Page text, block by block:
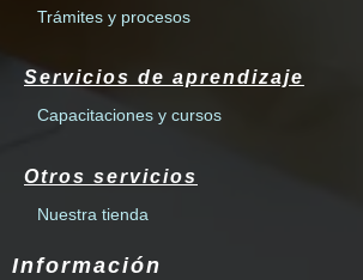
Trámites y procesos
Servicios de aprendizaje
Capacitaciones y cursos
Otros servicios
Nuestra tienda
Información